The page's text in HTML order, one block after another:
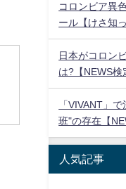
コロンビア異
ール【けさ知
日本がコロン
は?【NEWS検
「VIVANT」
班"の存在【
人気記事